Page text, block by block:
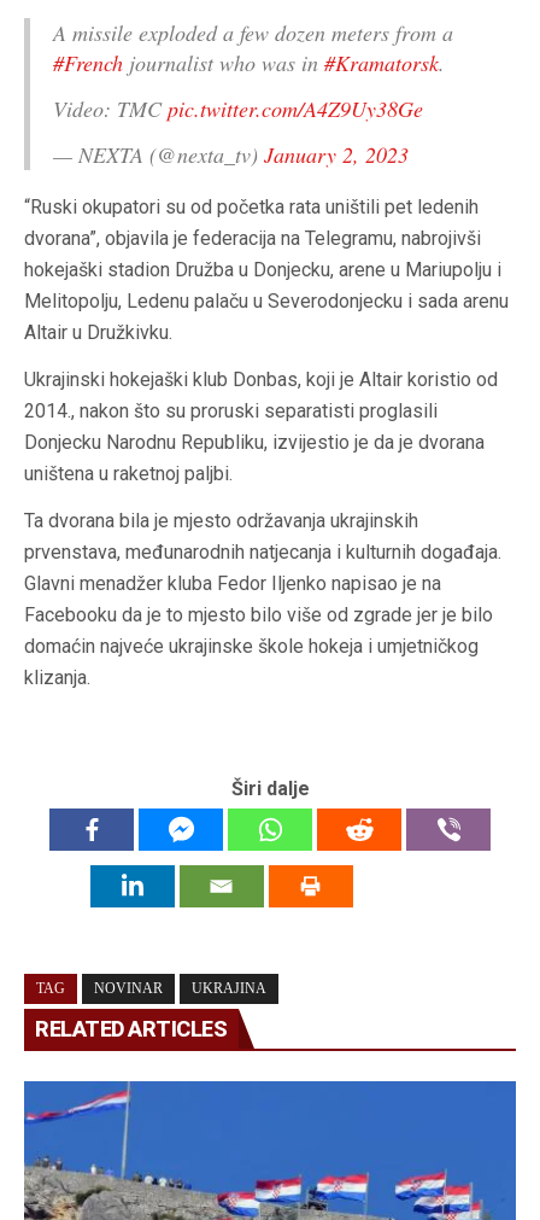
A missile exploded a few dozen meters from a
#French journalist who was in #Kramatorsk.
Video: TMCpic.twitter.com/A4Z9Uy38Ge
— NEXTA (@nexta_tv) January 2, 2023
“Ruski okupatori su od početka rata uništili pet ledenih
dvorana”, objavila je federacija na Telegramu, nabrojivši
hokejaški stadion Družba u Donjecku, arene u Mariupolju i
Melitopolju, Ledenu palaču u Severodonjecku i sada arenu
Altair u Družkivku.
Ukrajinski hokejaški klub Donbas, koji je Altair koristio od
2014., nakon što su proruski separatisti proglasili
Donjecku Narodnu Republiku, izvijestio je da je dvorana
uništena u raketnoj paljbi.
Ta dvorana bila je mjesto održavanja ukrajinskih
prvenstava, međunarodnih natjecanja i kulturnih događaja.
Glavni menadžer kluba Fedor Iljenko napisao je na
Facebooku da je to mjesto bilo više od zgrade jer je bilo
domaćin najveće ukrajinske škole hokeja i umjetničkog
klizanja.
Širi dalje
TAG NOVINAR UKRAJINA
RELATED ARTICLES